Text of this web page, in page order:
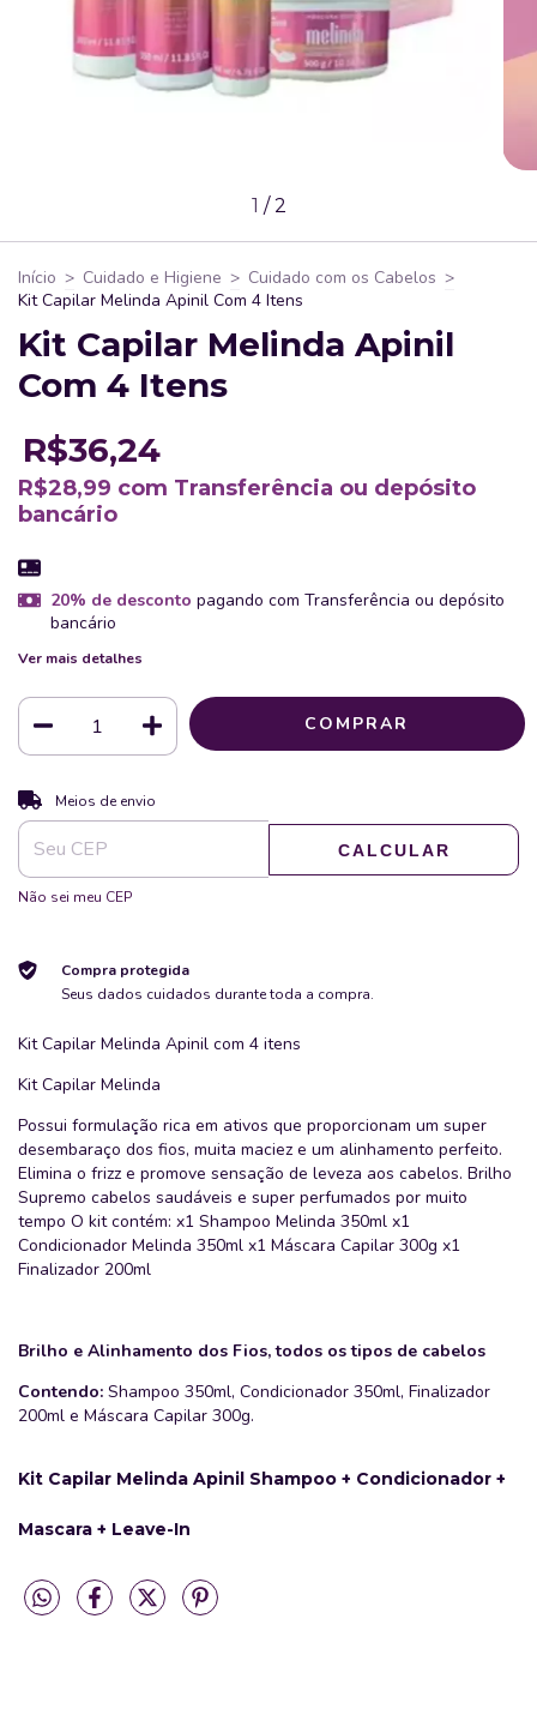
1 /2
Início > Cuidado e Higiene > Cuidado com os Cabelos >
Kit Capilar Melinda Apinil Com 4 Itens
Kit Capilar Melinda Apinil
Com 4 Itens
R$36,24
R$28,99 com Transferência ou depósito
bancário
20% de desconto pagando com Transferência ou depósito
bancário
Ver mais detalhes
Entregas para o CEP:
Meios de envio
CALCULAR
Não sei meu CEP
Compra protegida
Seus dados cuidados durante toda a compra.
Kit Capilar Melinda Apinil com 4 itens
Kit Capilar Melinda
Possui formulação rica em ativos que proporcionam um super
desembaraço dos fios, muita maciez e um alinhamento perfeito.
Elimina o frizz e promove sensação de leveza aos cabelos. Brilho
Supremo cabelos saudáveis e super perfumados por muito
tempo O kit contém: x1 Shampoo Melinda 350ml x1
Condicionador Melinda 350ml x1 Máscara Capilar 300g x1
Finalizador 200ml
Brilho e Alinhamento dos Fios, todos os tipos de cabelos
Contendo: Shampoo 350ml, Condicionador 350ml, Finalizador
200ml e Máscara Capilar 300g.
Kit Capilar Melinda Apinil Shampoo + Condicionador +
Mascara + Leave-In